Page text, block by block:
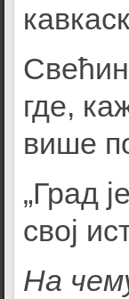
где,
више
„Град
свој
На